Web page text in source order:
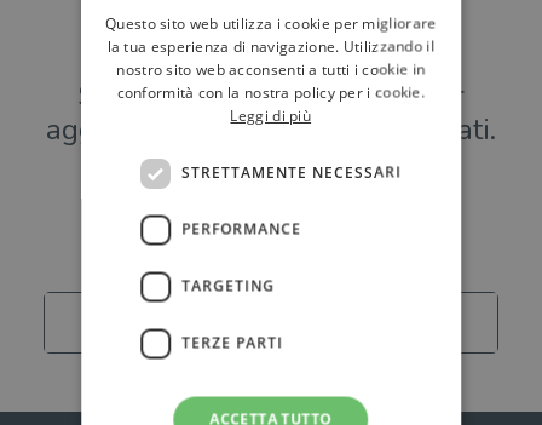
Hai una libreria?
Scrivici a
per
aggiungere o modificare i tuoi dati.
Librerie
Questo sito web utilizza i cookie per migliorare
la tua esperienza di navigazione. Utilizzando il
nostro sito web acconsenti a tutti i cookie in
conformità con la nostra policy per i cookie.
Leggi di più
STRETTAMENTE NECESSARI
PERFORMANCE
TARGETING
TERZE PARTI
ACCETTA TUTTO